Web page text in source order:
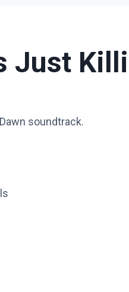
Just
soundtrack.